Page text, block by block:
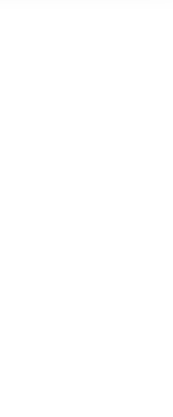
kullanılacaktır.
ilişkin detaylı bilgi için Ayarlar
okumak ve sitemizde ilgili